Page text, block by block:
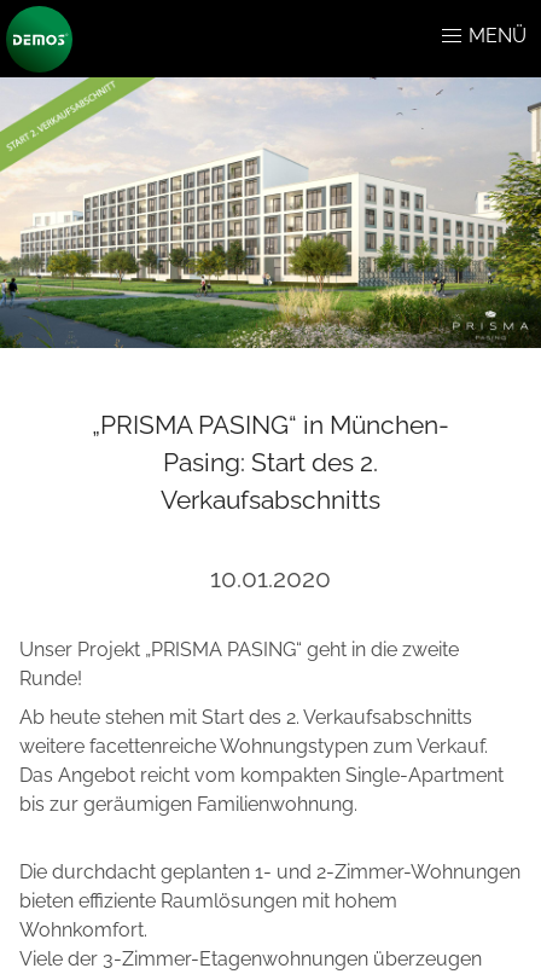
MENÜ
„PRISMA PASING“ in München-
Pasing: Start des 2.
Verkaufsabschnitts
10.01.2020
Unser Projekt „PRISMA PASING“ geht in die zweite
Runde!
Ab heute stehen mit Start des 2. Verkaufsabschnitts
weitere facettenreiche Wohnungstypen zum Verkauf.
Das Angebot reicht vom kompakten Single-Apartment
bis zur geräumigen Familienwohnung.
Die durchdacht geplanten 1- und 2-Zimmer-Wohnungen
bieten effiziente Raumlösungen mit hohem
Wohnkomfort.
Viele der 3-Zimmer-Etagenwohnungen überzeugen